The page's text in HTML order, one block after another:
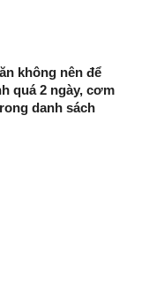
không nên để
quá 2 ngày, cơm
danh sách